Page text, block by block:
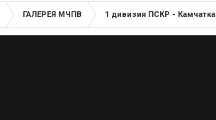
ГАЛЕРЕЯ МЧПВ 1 дивизия ПСКР - Камчатка